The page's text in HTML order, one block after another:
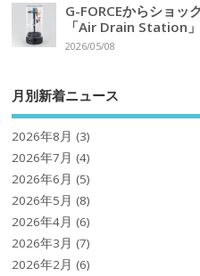
G-FORCEからショッ
「Air Drain Station
2026/05/08
月別新着ニュース
2026年8月 (3)
2026年7月 (4)
2026年6月 (5)
2026年5月 (8)
2026年4月 (6)
2026年3月 (7)
2026年2月 (6)